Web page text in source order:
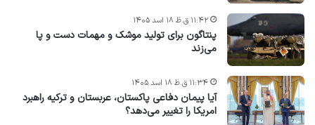
پنتاگون برای تولید موشک و مهمات دست و پا
می‌زند
۱۱:۴۲ ق.ظ ۱۸ اسد ۱۴۰۵
آیا پیمان دفاعی پاکستان، عربستان و ترکیه راهبرد
امریکا را تغییر می‌دهد؟
۱۱:۳۴ ق.ظ ۱۸ اسد ۱۴۰۵